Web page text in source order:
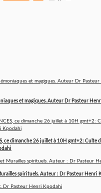
et magiques. Auteur Dr Pasteur
ce dimanche 26 juillet à 10H gmt+2:
spirituels. Auteur : Dr Pasteur Henri